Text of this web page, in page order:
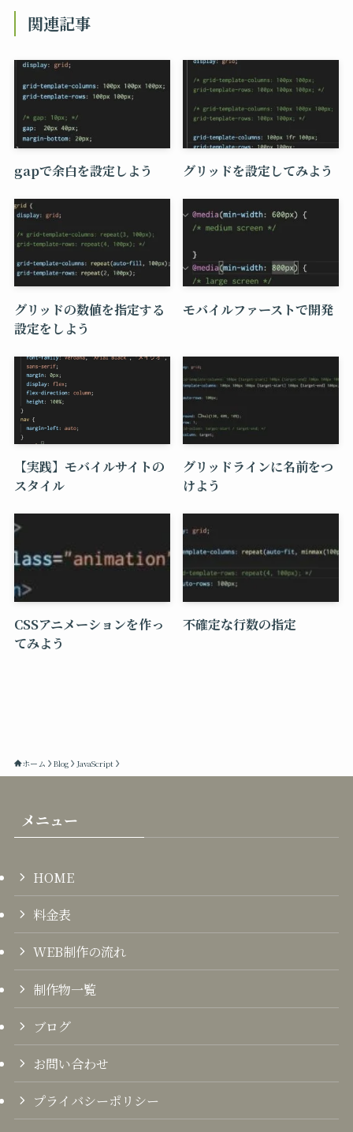
関連記事
gapで余白を設定しよう グリッドを設定してみよう
グリッドの数値を指定する
設定をしよう
モバイルファーストで開発
【実践】モバイルサイトの
スタイル
グリッドラインに名前をつ
けよう
CSSアニメーションを作っ
てみよう
不確定な行数の指定
ホーム Blog JavaScript
メニュー
HOME
料金表
WEB制作の流れ
制作物一覧
ブログ
お問い合わせ
プライバシーポリシー